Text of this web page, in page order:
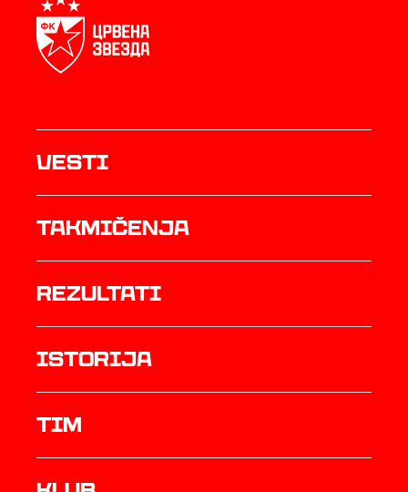
Vesti
Takmičenja
rezultati
istorija
TIM